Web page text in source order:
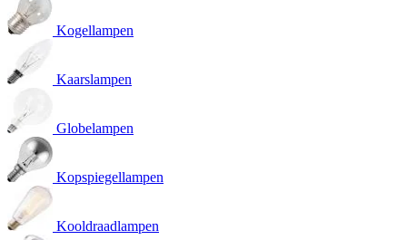
Kogellampen
Kaarslampen
Globelampen
Kopspiegellampen
Kooldraadlampen